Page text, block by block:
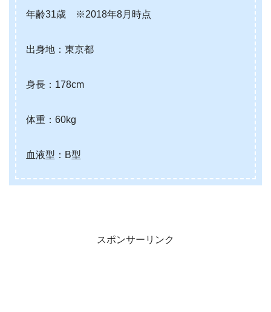
年齢31歳 ※2018年8月時点
出身地：東京都
身長：178cm
体重：60kg
血液型：B型
スポンサーリンク